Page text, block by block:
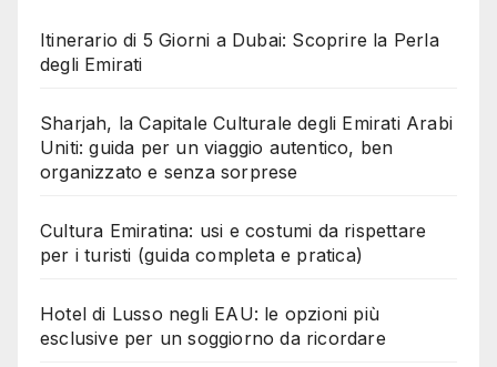
Itinerario di 5 Giorni a Dubai: Scoprire la Perla
degli Emirati
Sharjah, la Capitale Culturale degli Emirati Arabi
Uniti: guida per un viaggio autentico, ben
organizzato e senza sorprese
Cultura Emiratina: usi e costumi da rispettare
per i turisti (guida completa e pratica)
Hotel di Lusso negli EAU: le opzioni più
esclusive per un soggiorno da ricordare